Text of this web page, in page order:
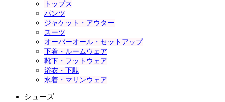
トップス
パンツ
ジャケット・アウター
スーツ
オーバーオール・セットアップ
下着・ルームウェア
靴下・フットウェア
浴衣・下駄
水着・マリンウェア
シューズ